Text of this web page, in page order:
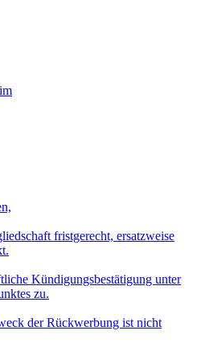
fristgerecht, ersatzweise
Kündigungsbestätigung unter
zu.
der Rückwerbung ist nicht